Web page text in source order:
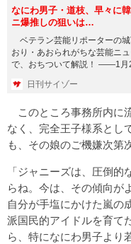
なにわ男子・道枝、早々に
ニ爆推しの狙いは…
ベテラン芸能リポーターの
おり・あおられがちな芸能ニ
で、おちついて解説！ ――1月
日刊サイゾー
このところ事務所内に
なく、完全王子様系と
も、その娘のご機嫌次第
「ジャニーズは、圧倒
らね。今は、その傾向が
自分が手塩にかけた嵐の
派国民的アイドルを育て
ら、特になにわ男子より